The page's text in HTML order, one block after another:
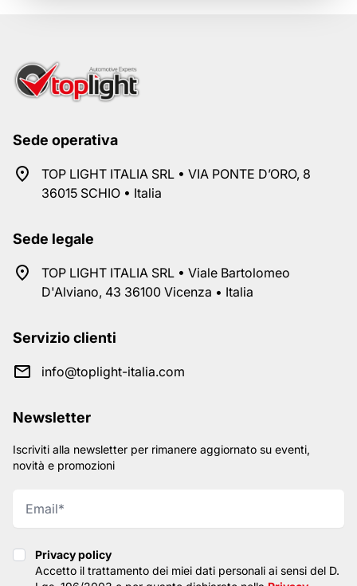
Sede operativa
TOP LIGHT ITALIA SRL • VIA PONTE D’ORO, 8
36015 SCHIO • Italia
Sede legale
TOP LIGHT ITALIA SRL • Viale Bartolomeo
D'Alviano, 43 36100 Vicenza • Italia
Servizio clienti
info@toplight-italia.com
Newsletter
Iscriviti alla newsletter per rimanere aggiornato su eventi,
novità e promozioni
Privacy policy
Privacy policy
Accetto il trattamento dei miei dati personali ai sensi del D.